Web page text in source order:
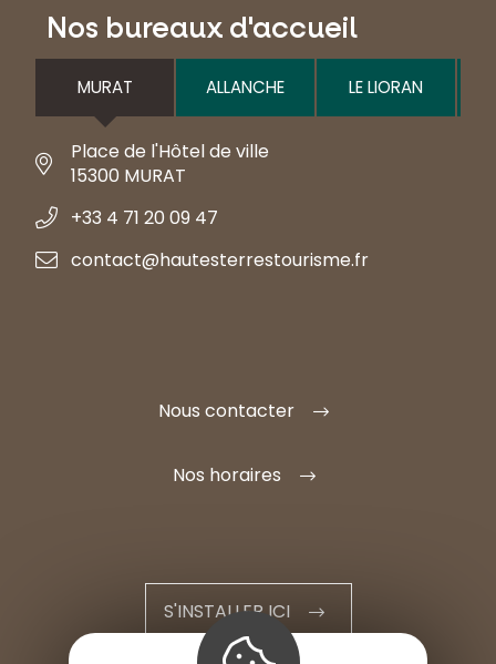
Nos bureaux d'accueil
MURAT ALLANCHE LE LIORAN
Place de l'Hôtel de ville
15300 MURAT
+33 4 71 20 09 47
contact@hautesterrestourisme.fr
Nous contacter
Nos horaires
S'INSTALLER ICI